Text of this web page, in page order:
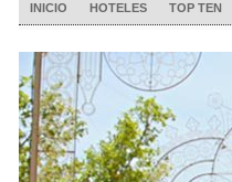
INICIO HOTELES TOP TEN